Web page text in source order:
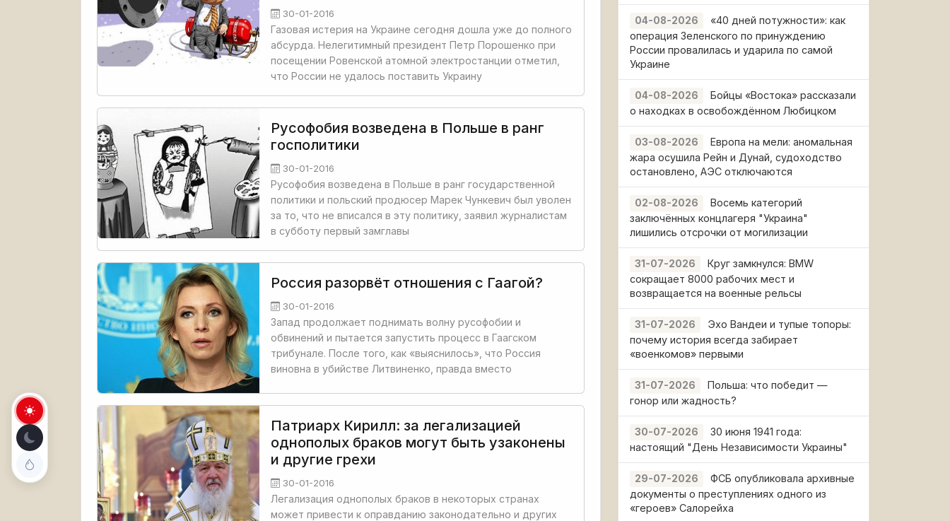
30-01-2016
Газовая истерия на Украине сегодня дошла уже до полного
абсурда. Нелегитимный президент Петр Порошенко при
посещении Ровенской атомной электростанции отметил,
что России не удалось поставить Украину
Русофобия возведена в Польше в ранг
госполитики
30-01-2016
Русофобия возведена в Польше в ранг государственной
политики и польский продюсер Марек Чункевич был уволен
за то, что не вписался в эту политику, заявил журналистам
в субботу первый замглавы
Россия разорвёт отношения с Гаагой?
30-01-2016
Запад продолжает поднимать волну русофобии и
обвинений и пытается запустить процесс в Гаагском
трибунале. После того, как «выяснилось», что Россия
виновна в убийстве Литвиненко, правда вместо
Патриарх Кирилл: за легализацией
однополых браков могут быть узаконены
и другие грехи
30-01-2016
Легализация однополых браков в некоторых странах
может привести к оправданию законодательно и других
04-08-2026
«40 дней потужности»: как
операция Зеленского по принуждению
России провалилась и ударила по самой
Украине
04-08-2026
Бойцы «Востока» рассказали
о находках в освобождённом Любицком
03-08-2026
Европа на мели: аномальная
жара осушила Рейн и Дунай, судоходство
остановлено, АЭС отключаются
02-08-2026
Восемь категорий
заключённых концлагеря "Украина"
лишились отсрочки от могилизации
31-07-2026
Круг замкнулся: BMW
сокращает 8000 рабочих мест и
возвращается на военные рельсы
31-07-2026
Эхо Вандеи и тупые топоры:
почему история всегда забирает
«военкомов» первыми
31-07-2026
Польша: что победит —
гонор или жадность?
30-07-2026
30 июня 1941 года:
настоящий "День Независимости Украины"
29-07-2026
ФСБ опубликовала архивные
документы о преступлениях одного из
«героев» Салорейха